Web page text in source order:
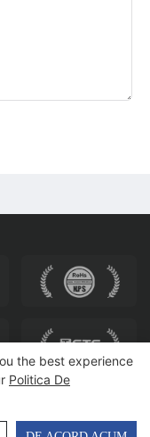
| Harta site-ului
the best experience
Politica De